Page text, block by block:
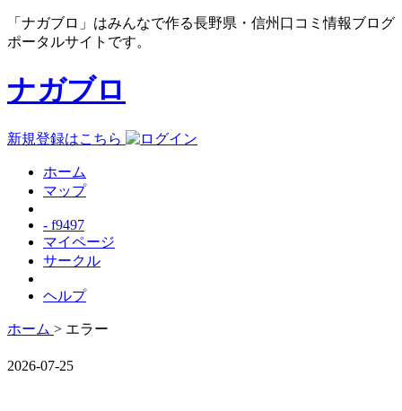
「ナガブロ」はみんなで作る長野県・信州口コミ情報ブログ
ポータルサイトです。
ナガブロ
新規登録はこちら
ホーム
マップ
- f9497
マイページ
サークル
ヘルプ
ホーム > エラー
2026-07-25